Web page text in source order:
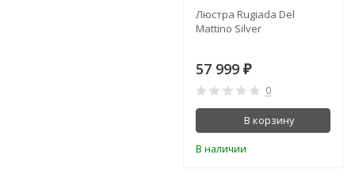
Люстра Rugiada Del
Mattino Silver
57 999 ₽
0
В корзину
В наличии